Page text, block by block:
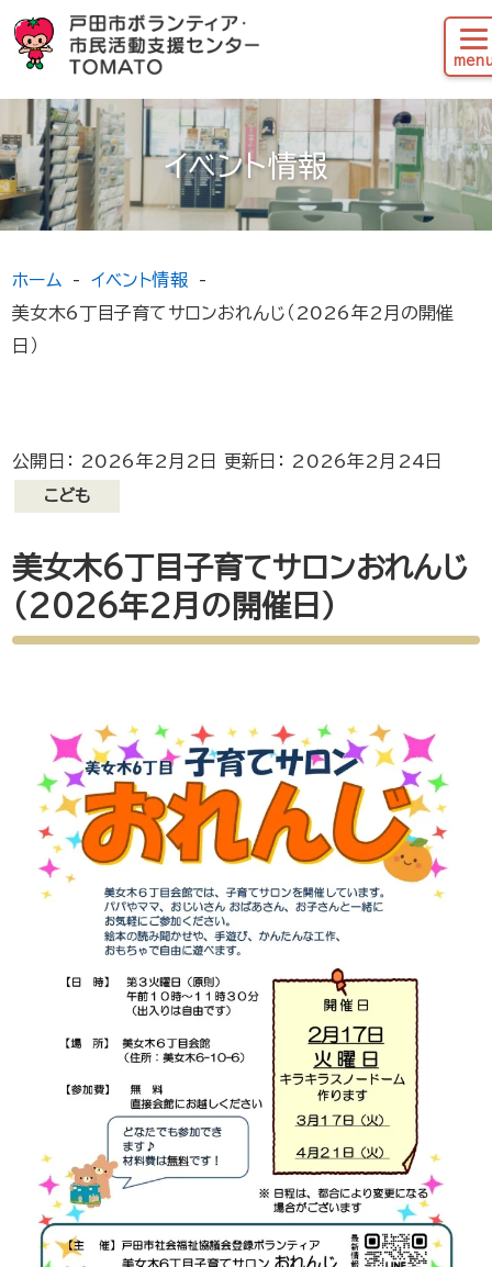
イベント情報
ホーム
イベント情報
美女木6丁目子育てサロンおれんじ（2026年2月の開催
日）
公開日： 2026年2月2日 更新日： 2026年2月24日
こども
美女木6丁目子育てサロンおれんじ
（2026年2月の開催日）